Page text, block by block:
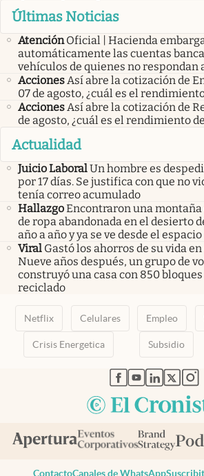
Últimas Noticias
Atención Oficial | Hacienda
automáticamente las cuentas
vehículos de quienes no respondan
AccionesAsí abre la cotización de
07 de agosto, ¿cuál es el
AccionesAsí abre la cotización de
de agosto, ¿cuál es el rendimiento
Actualidad
Juicio LaboralUn hombre es
por 17 días. Se justifica con que no
tenía correo acumulado
HallazgoEncontraron una montaña
de ropa abandonada en el desierto
año a año y ya se ve desde el espacio
Viral Gastó los ahorros de su vida
Nueve años después, un grupo de
construyó una casa con 850
reciclado
Netflix Celulares Empleo
Crisis Energetica Subsidio
abre en nueva
abre enabre en
abre
ContactoCanales de WhatsApp